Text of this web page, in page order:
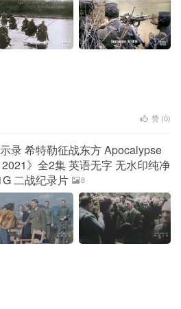
赞 (0)
录 希特勒征战东方 Apocalypse
》全2集 英语无字 无水印纯净
二战纪录片
8